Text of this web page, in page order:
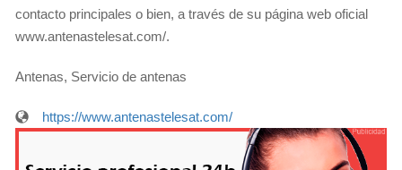
contacto principales o bien, a través de su página web oficial
www.antenastelesat.com/.
Antenas, Servicio de antenas
https://www.antenastelesat.com/